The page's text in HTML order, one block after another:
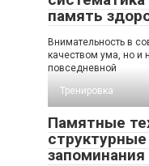
память
Внимательность в
качеством ума, но и
повседневной
Тренировка
Памятные
запоминания